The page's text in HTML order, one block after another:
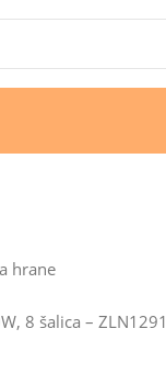
hrane
8 šalica – ZLN1291